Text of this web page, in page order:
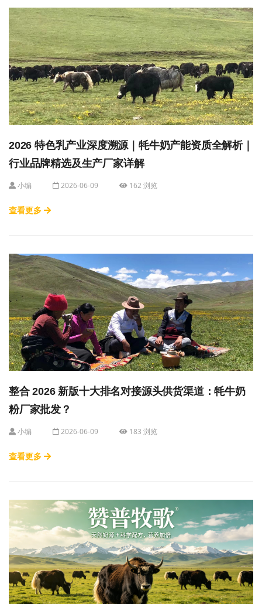
2026 特色乳产业深度溯源｜牦牛奶产能资质全解析｜
行业品牌精选及生产厂家详解
小编 2026-06-09 162 浏览
查看更多
整合 2026 新版十大排名对接源头供货渠道：牦牛奶
粉厂家批发？
小编 2026-06-09 183 浏览
查看更多